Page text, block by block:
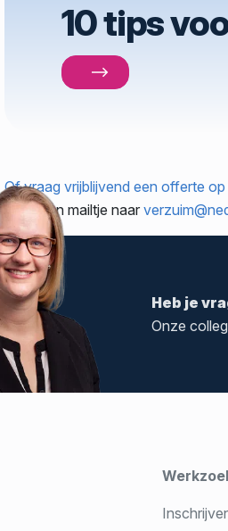
10 tips
Of vraag vrijblijvend een offerte op
stuur een mailtje naar
Heb je
Onze